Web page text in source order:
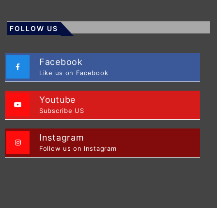
FOLLOW US
Facebook
Like us on Facebook
Youtube
Subscribe US
Instagram
Follow us on Instagram